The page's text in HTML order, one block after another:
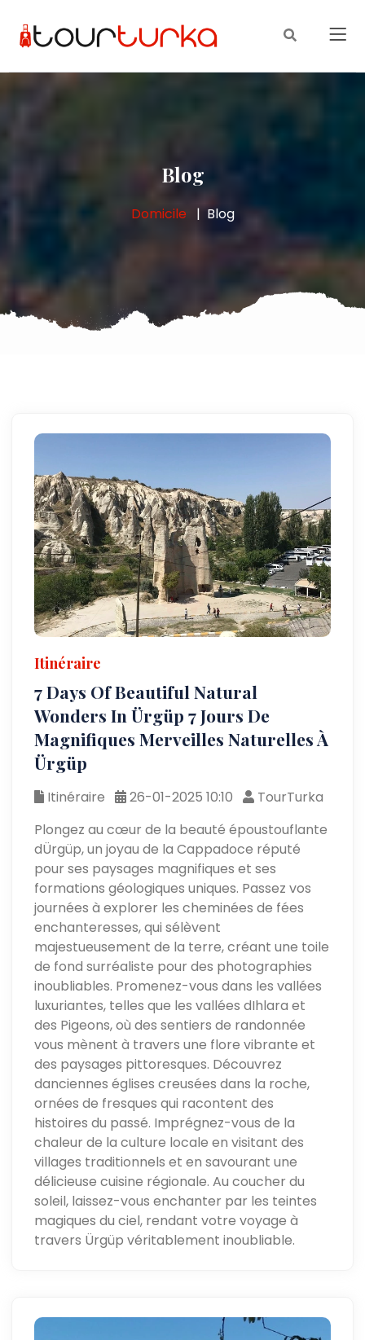
Blog
Domicile Blog
Itinéraire
7 Days Of Beautiful Natural
Wonders In Ürgüp 7 Jours De
Magnifiques Merveilles Naturelles À
Ürgüp
Itinéraire 26-01-2025 10:10
TourTurka
Plongez au cœur de la beauté époustouflante
dÜrgüp, un joyau de la Cappadoce réputé
pour ses paysages magnifiques et ses
formations géologiques uniques. Passez vos
journées à explorer les cheminées de fées
enchanteresses, qui sélèvent
majestueusement de la terre, créant une toile
de fond surréaliste pour des photographies
inoubliables. Promenez-vous dans les vallées
luxuriantes, telles que les vallées dIhlara et
des Pigeons, où des sentiers de randonnée
vous mènent à travers une flore vibrante et
des paysages pittoresques. Découvrez
danciennes églises creusées dans la roche,
ornées de fresques qui racontent des
histoires du passé. Imprégnez-vous de la
chaleur de la culture locale en visitant des
villages traditionnels et en savourant une
délicieuse cuisine régionale. Au coucher du
soleil, laissez-vous enchanter par les teintes
magiques du ciel, rendant votre voyage à
travers Ürgüp véritablement inoubliable.